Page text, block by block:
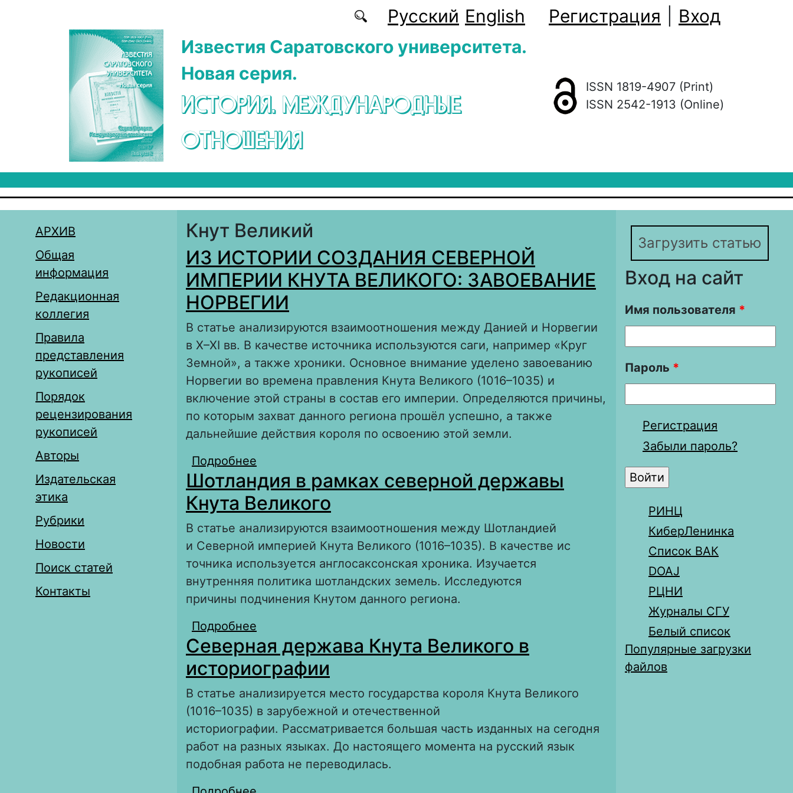
Русский English Регистрация
Вход
Известия Саратовского университета.
Новая серия.
ИСТОРИЯ. МЕЖДУНАРОДНЫЕ
ОТНОШЕНИЯ
ISSN 1819-4907 (Print)
ISSN 2542-1913 (Online)
АРХИВ
Общая
информация
Редакционная
коллегия
Правила
представления
рукописей
Порядок
рецензирования
рукописей
Авторы
Издательская
этика
Рубрики
Новости
Поиск статей
Контакты
Кнут Великий
ИЗ ИСТОРИИ СОЗДАНИЯ СЕВЕРНОЙ
ИМПЕРИИ КНУТА ВЕЛИКОГО: ЗАВОЕВАНИЕ
НОРВЕГИИ
В статье анализируются взаимоотношения между Данией и Норвегии
в X–XI вв. В качестве источника используются саги, например «Круг
Земной», а также хроники. Основное внимание уделено завоеванию
Норвегии во времена правления Кнута Великого (1016–1035) и
включение этой страны в состав его империи. Определяются причины,
по которым захват данного региона прошёл успешно, а также
дальнейшие действия короля по освоению этой земли.
Подробнее
ВЕЛИКОГО: ЗАВОЕВАНИЕ НОРВЕГИИ
Шотландия в рамках северной державы
Кнута Великого
В статье анализируются взаимоотношения между Шотландией
и Северной империей Кнута Великого (1016–1035). В качестве ис
точника используется англосаксонская хроника. Изучается
внутренняя политика шотландских земель. Исследуются
причины подчинения Кнутом данного региона.
Подробнее
Северная держава Кнута Великого в
историографии
В статье анализируется место государства короля Кнута Великого
(1016–1035) в зарубежной и отечественной
историографии. Рассматривается большая часть изданных на сегодня
работ на разных языках. До настоящего момента на русский язык
подобная работа не переводилась.
Загрузить статью
Вход на сайт
Имя пользователя *
Пароль *
Регистрация
Забыли пароль?
РИНЦ
КиберЛенинка
Список ВАК
DOAJ
РЦНИ
Журналы СГУ
Белый список
Популярные загрузки
файлов